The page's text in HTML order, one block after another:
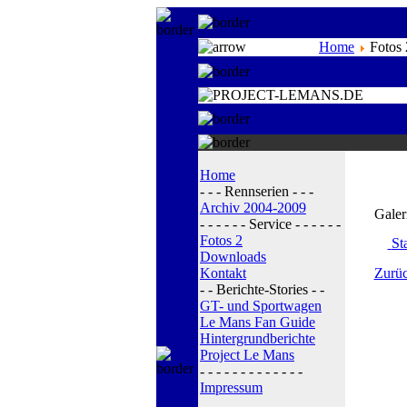
Home Fotos
Home
- - - Rennserien - - -
Archiv 2004-2009
- - - - - - Service - - - - - -
Fotos 2
Downloads
Kontakt
- - Berichte-Stories - -
GT- und Sportwagen
Le Mans Fan Guide
Hintergrundberichte
Project Le Mans
- - - - - - - - - - - - -
Impressum